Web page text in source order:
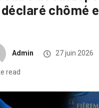
chômé
Admin 27 juin 2026
read